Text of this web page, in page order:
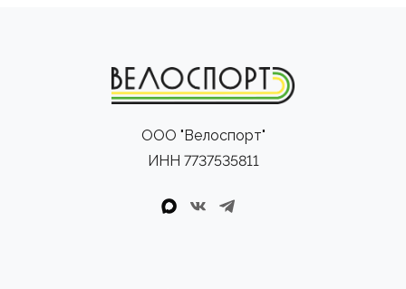
ООО "Велоспорт"
ИНН 7737535811